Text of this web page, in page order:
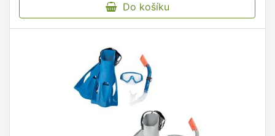
Do košíku